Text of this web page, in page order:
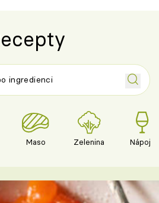
Maso Zelenina Nápoje